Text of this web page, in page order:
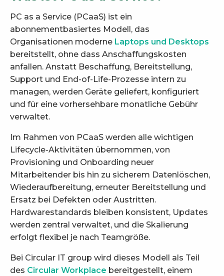
PC as a Service (PCaaS) ist ein
abonnementbasiertes Modell, das
Organisationen moderne Laptops und Desktops
bereitstellt, ohne dass Anschaffungskosten
anfallen. Anstatt Beschaffung, Bereitstellung,
Support und End-of-Life-Prozesse intern zu
managen, werden Geräte geliefert, konfiguriert
und für eine vorhersehbare monatliche Gebühr
verwaltet.
Im Rahmen von PCaaS werden alle wichtigen
Lifecycle-Aktivitäten übernommen, von
Provisioning und Onboarding neuer
Mitarbeitender bis hin zu sicherem Datenlöschen,
Wiederaufbereitung, erneuter Bereitstellung und
Ersatz bei Defekten oder Austritten.
Hardwarestandards bleiben konsistent, Updates
werden zentral verwaltet, und die Skalierung
erfolgt flexibel je nach Teamgröße.
Bei Circular IT group wird dieses Modell als Teil
des Circular Workplace bereitgestellt, einem